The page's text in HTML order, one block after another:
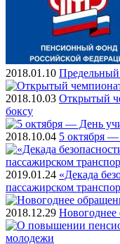
2018.01.10
2018.10.03 Открытый
боксу
2018.10.04 5 октября
2019.01.24 «Декада
пассажирском
2018.12.29